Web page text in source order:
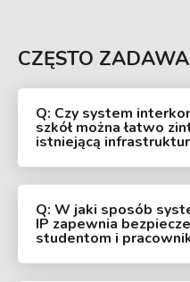
CZĘSTO
Q: Czy system
szkół można łatwo
istniejącą
Q: W jaki sposób
IP zapewnia
studentom i